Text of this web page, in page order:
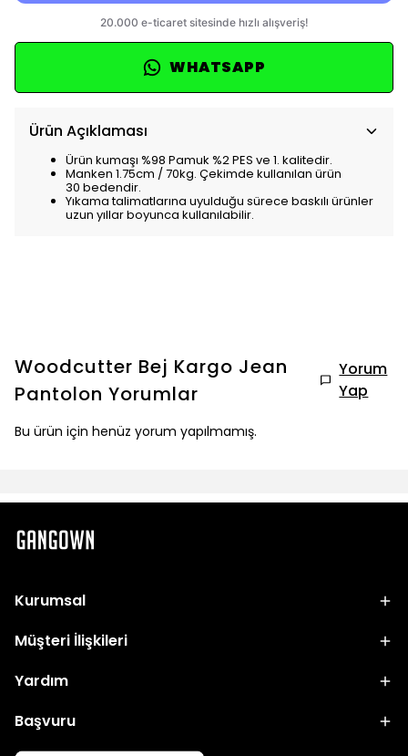
WHATSAPP
Ürün Açıklaması
Ürün kumaşı %98 Pamuk %2 PES ve 1. kalitedir.
Manken 1.75cm / 70kg. Çekimde kullanılan ürün
30 bedendir.
Yıkama talimatlarına uyulduğu sürece baskılı ürünler
uzun yıllar boyunca kullanılabilir.
Woodcutter Bej Kargo Jean
Pantolon Yorumlar
Yorum
Yap
Bu ürün için henüz yorum yapılmamış.
Kurumsal
Müşteri İlişkileri
Yardım
Başvuru